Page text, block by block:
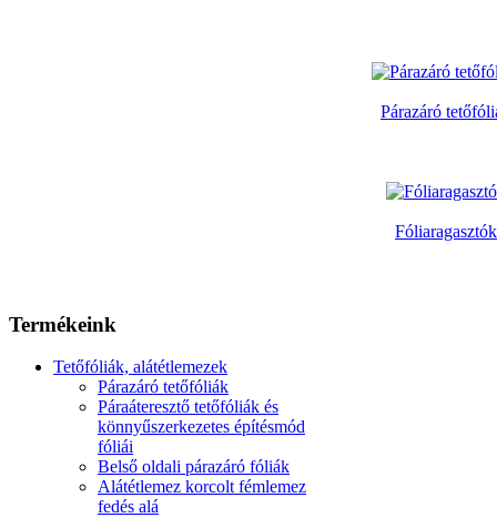
Párazáró
Fóliaragasztók
Termékeink
Tetőfóliák, alátétlemezek
Párazáró tetőfóliák
Páraáteresztő tetőfóliák és
könnyűszerkezetes építésmód
fóliái
Belső oldali párazáró fóliák
Alátétlemez korcolt fémlemez
fedés alá